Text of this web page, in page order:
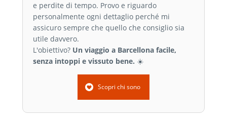
e perdite di tempo. Provo e riguardo
personalmente ogni dettaglio perché mi
assicuro sempre che quello che consiglio sia
utile davvero.
L'obiettivo? Un viaggio a Barcellona facile,
senza intoppi e vissuto bene. ☀️
Scopri chi sono